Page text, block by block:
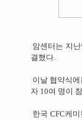
암센터는 지
결했다.
이날 협약식
자 10여 명이
한국 CFC케